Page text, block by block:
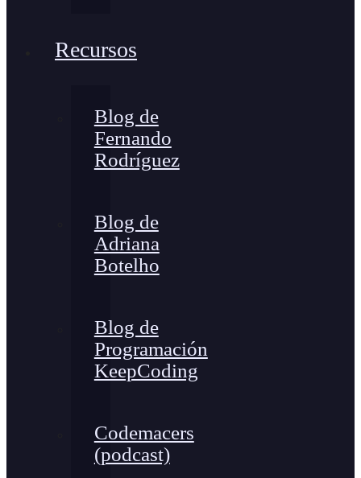
Recursos
Blog de
Fernando
Rodríguez
Blog de
Adriana
Botelho
Blog de
Programación
KeepCoding
Codemacers
(podcast)